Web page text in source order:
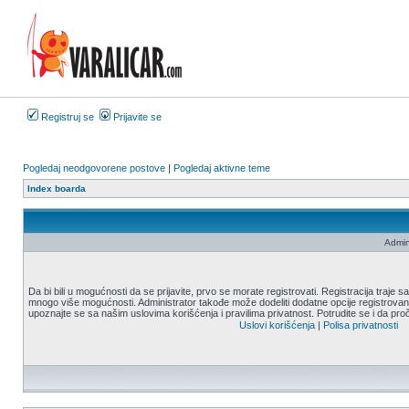
Registruj se Prijavite se
Pogledaj neodgovorene postove | Pogledaj aktivne teme
Index boarda
Da bi bili u mogućnosti da se prijavite, prvo se morate registrovati. Registracija traje
mnogo više mogućnosti. Administrator takođe može dodeliti dodatne opcije
upoznajte se sa našim uslovima korišćenja i pravilima privatnost. Potrudite se i da
Uslovi korišćenja| Polisa privatnosti